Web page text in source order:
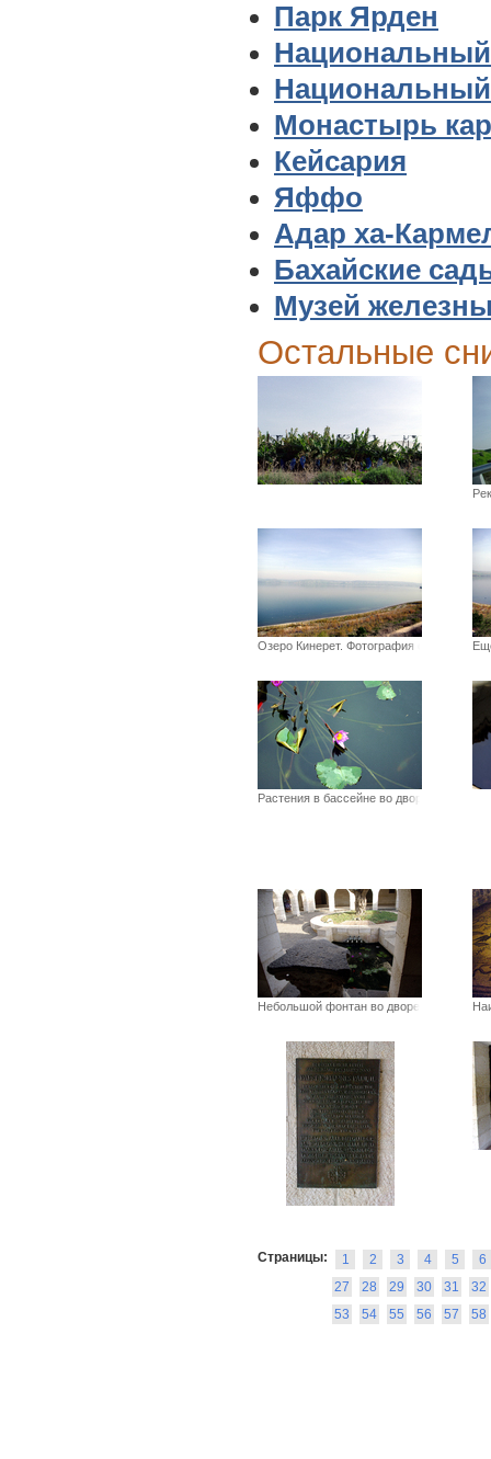
Парк Ярден
Монастырь
Кейсария
Яффо
Адар ха-
Бахайские
Музей
Остальные
Озеро Кинерет. Фотография сдел
Растения в бассейне во дворе ц
Небольшой фонтан во дворе церк
Страницы: 1 2 3 4 5
6
27
28 29 30 31
32
53
54 55 56 57 58